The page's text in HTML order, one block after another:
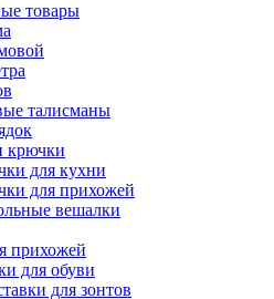
товары
талисманы
крючки
для кухни
для прихожей
вешалки
прихожей
для обуви
для зонтов